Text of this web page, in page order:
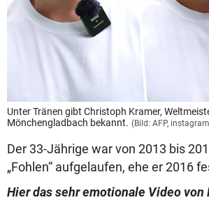
Unter Tränen gibt Christoph Kramer,
Mönchengladbach bekannt. (Bild: AFP,
Der 33-Jährige war von 2013 bis
„Fohlen“ aufgelaufen, ehe er 2016
Hier das sehr emotionale Video von